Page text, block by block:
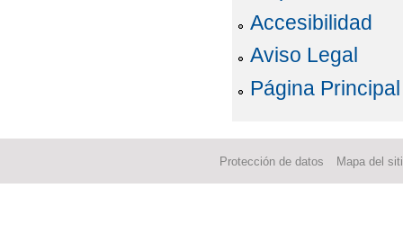
Accesibilidad
Aviso Legal
Página Principal
Protección de datos Mapa del